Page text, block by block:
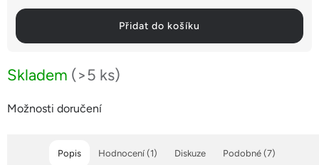
Skladem (>5 ks)
Možnosti doručení
Přidat do košíku
Popis Podobné (7)
Hodnocení (1) Diskuze